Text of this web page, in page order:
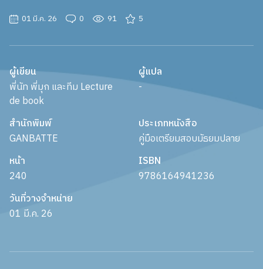
01 มี.ค. 26 0 91 5
ผู้เขียน
พี่นัท พี่มุก และทีม Lecture
de book
ผู้แปล
-
สำนักพิมพ์
GANBATTE
ประเภทหนังสือ
คู่มือเตรียมสอบมัธยมปลาย
หน้า
240
ISBN
9786164941236
วันที่วางจำหน่าย
01 มี.ค. 26